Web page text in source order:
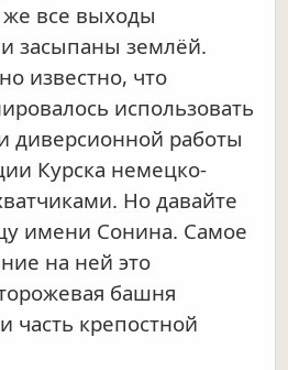
все выходы
засыпаны землёй.
известно, что
использовать
диверсионной работы
Курска немецко-
Но давайте
имени Сонина. Самое
на ней это
башня
часть крепостной